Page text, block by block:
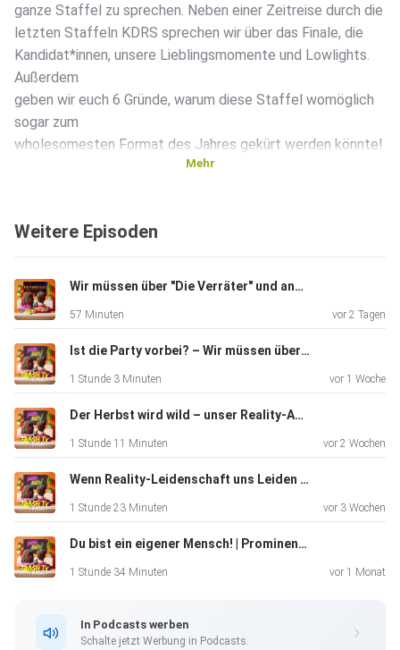
ganze Staffel zu sprechen. Neben einer Zeitreise durch die
letzten Staffeln KDRS sprechen wir über das Finale, die
Kandidat*innen, unsere Lieblingsmomente und Lowlights.
Außerdem
geben wir euch 6 Gründe, warum diese Staffel womöglich
sogar zum
wholesomesten Format des Jahres gekürt werden könnte!
Realitystars"-Staffel interessieren! Wer war euer
in
Erinnerung geblieben? Lasst uns zusammen in den
Kommentaren auf
die Staffel zurückblicken!
Hier geht es zu den Fotos vom Sala-Set Aufbau
Dir hat die Folge gefallen? Dann abonniere gerne unseren
Podcast!
Podcastwelt
helfen.
Besuche uns doch auch mal auf Instagram
Mehr
Weitere Episoden
Wir müssen über "Die Verräter" und andere Social-Deduction-Shows & -Spiele reden...
57 Minuten vor 2 Tagen
Ist die Party vorbei? – Wir müssen über "Kaulitz & Kaulitz" reden... | Staffel 3 (F1-4)
1 Stunde 3 Minuten vor 1 Woche
Der Herbst wird wild – unser Reality-Ausblick | Prominent Getrennt (F12), Born Famous (F1&2), Joyn-Event & Wochenfavoriten KW30
1 Stunde 11 Minuten vor 2 Wochen
Wenn Reality-Leidenschaft uns Leiden schafft | Bad Boyfriends (F4), Prominent Getrennt (F11), Die Bachelors (F10) & Wochenfavoriten KW29
1 Stunde 23 Minuten vor 3 Wochen
Du bist ein eigener Mensch! | Prominent Getrennt (Folge 10), Bachelors (Folge 9) & Wochenfavoriten KW28
1 Stunde 34 Minuten vor 1 Monat
In Podcasts werben
Schalte jetzt Werbung in Podcasts.